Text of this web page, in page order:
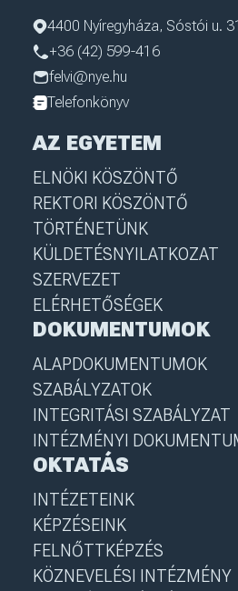
4400 Nyíregyháza, Sóstói u.
+36 (42) 599-416
felvi@nye.hu
Telefonkönyv
AZ EGYETEM
ELNÖKI KÖSZÖNTŐ
REKTORI KÖSZÖNTŐ
TÖRTÉNETÜNK
KÜLDETÉSNYILATKOZAT
SZERVEZET
ELÉRHETŐSÉGEK
DOKUMENTUMOK
ALAPDOKUMENTUMOK
SZABÁLYZATOK
INTEGRITÁSI SZABÁLYZAT
INTÉZMÉNYI
OKTATÁS
INTÉZETEINK
KÉPZÉSEINK
FELNŐTTKÉPZÉS
KÖZNEVELÉSI INTÉZMÉNY